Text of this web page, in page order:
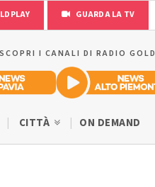
GUARDA LA TV
SCOPRI I CANALI DI RADIO GOLD
CITTÀ ON DEMAND